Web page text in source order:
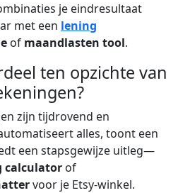
je eindresultaat
met een lening
of maandlasten tool.
ten opzichte van
zijn tijdrovend en
alles, toont een
een stapsgewijze uitleg—
calculator of
voor je Etsy-winkel.